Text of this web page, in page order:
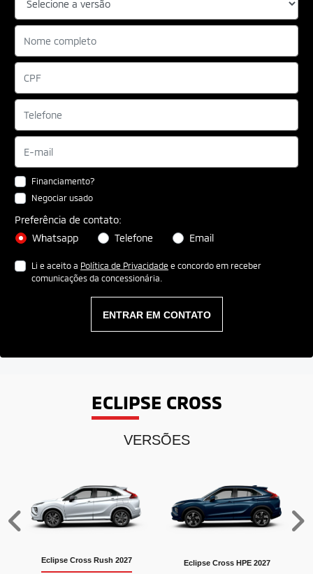
Financiamento?
Negociar usado
Preferência de contato:
Whatsapp
Telefone Email
Li e aceito a Política de Privacidade e concordo em receber
comunicações da concessionária.
ENTRAR EM CONTATO
ECLIPSE CROSS
VERSÕES
Eclipse Cross Rush 2027 Eclipse Cross HPE 2027
Anterior